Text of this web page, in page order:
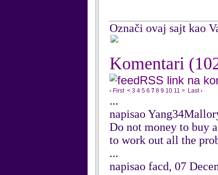
Označi ovaj sajt kao
Komentari
RSS link na
‹ First < 3 4 5 6 7 8 9 10 11 > Last ›
...
napisao
Do not money to buy
to work out all the
...
napisao facd, 07